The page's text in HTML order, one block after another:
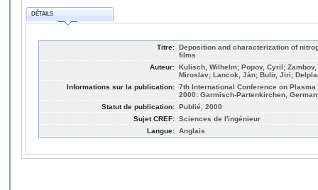
DÉTAILS
Titre: Deposition and characterization of
films
Auteur: Kulisch, Wilhelm; Popov, Cyril;
Miroslav; Lancok, Ján; Bulir, Jiri;
Informations sur la publication: 7th International Conference on
2000: Garmisch-Partenkirchen,
Statut de publication: Publié, 2000
Sujet CREF: Sciences de l'ingénieur
Langue: Anglais